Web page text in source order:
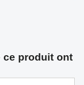
ce produit ont